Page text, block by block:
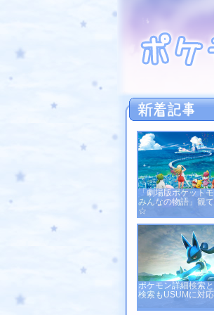
「劇場版ポケット
みんなの物語」観
☆
ポケモン詳細検索
検索もUSUMに対